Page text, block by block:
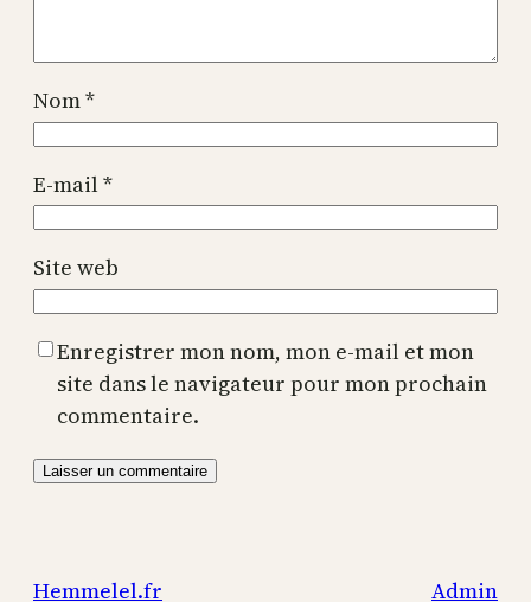
Nom*
E-mail*
Site web
Enregistrer mon nom, mon e-mail et mon
site dans le navigateur pour mon prochain
commentaire.
Hemmelel.fr Admin